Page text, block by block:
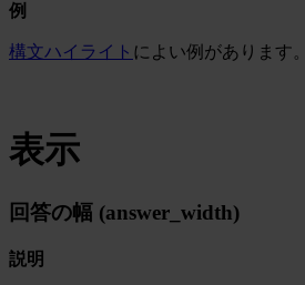
例
構文ハイライト によい例があります。
表示
回答の幅 (answer_width)
説明